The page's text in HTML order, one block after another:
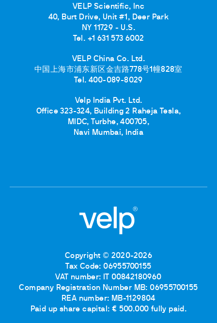
VELP Scientific, Inc
40, Burt Drive, Unit #1, Deer Park
NY 11729 - U.S.
Tel. +1 631 573 6002
VELP China Co. Ltd.
中国上海市浦东新区金吉路778号1幢828室
Tel. 400-089-8029
Velp India Pvt. Ltd.
Office 323-324, Building 2 Raheja Tesla,
MIDC, Turbhe, 400705,
Navi Mumbai, India
Copyright © 2020-2026
Tax Code: 06955700155
VAT number: IT 00842180960
Company Registration Number MB: 06955700155
REA number: MB-1129804
Paid up share capital: € 500.000 fully paid.